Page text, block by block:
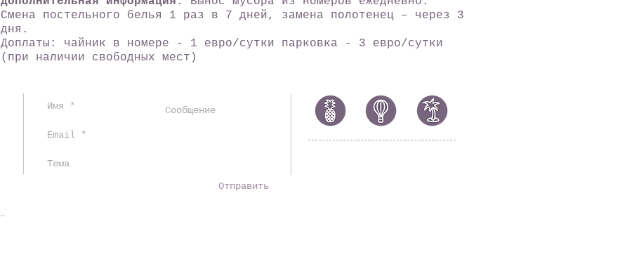
Смена постельного белья 1 раз в 7 дней, замена полотенец – через 3
дня.
Доплаты: чайник в номере - 1 евро/сутки парковка - 3 евро/сутки
(при наличии свободных мест)
Отправить